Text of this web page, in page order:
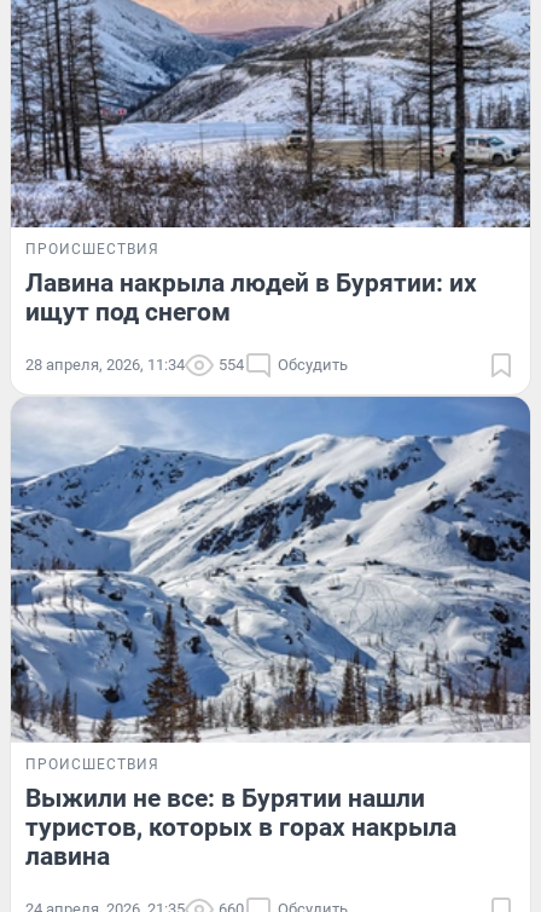
ПРОИСШЕСТВИЯ
Лавина накрыла людей в Бурятии: их
ищут под снегом
28 апреля, 2026, 11:34 554 Обсудить
ПРОИСШЕСТВИЯ
Выжили не все: в Бурятии нашли
туристов, которых в горах накрыла
лавина